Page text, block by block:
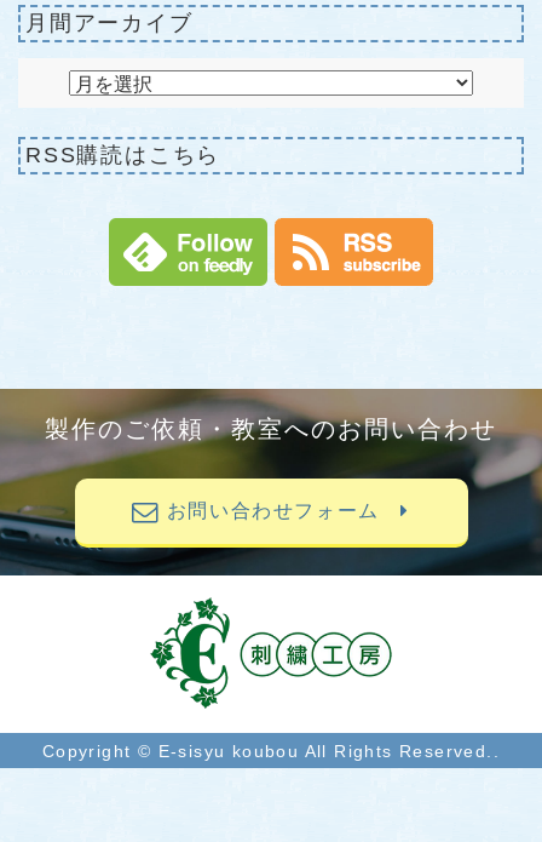
月間アーカイブ
RSS購読はこちら
製作のご依頼・教室へのお問い合わせ
お問い合わせフォーム
Copyright © E-sisyu koubou All Rights Reserved..